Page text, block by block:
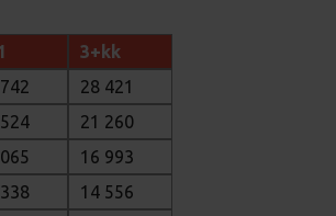
3+kk
28 421
21 260
16 993
14 556